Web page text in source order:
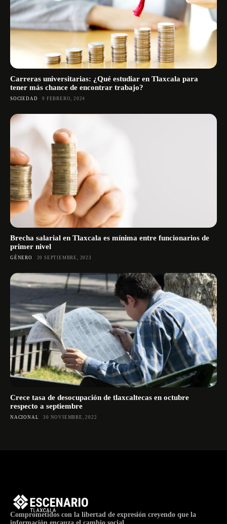
Carreras universitarias: ¿Qué estudiar en Tlaxcala para
tener más chance de encontrar trabajo?
SOCIEDAD 9 FEBRERO, 2024
Brecha salarial en Tlaxcala es mínima entre funcionarios de
primer nivel
GÉNERO 20 SEPTIEMBRE, 2023
Crece tasa de desocupación de tlaxcaltecas en octubre
respecto a septiembre
NACIONAL 30 NOVIEMBRE, 2022
Comprometidos con la libertad de expresión creyendo que la